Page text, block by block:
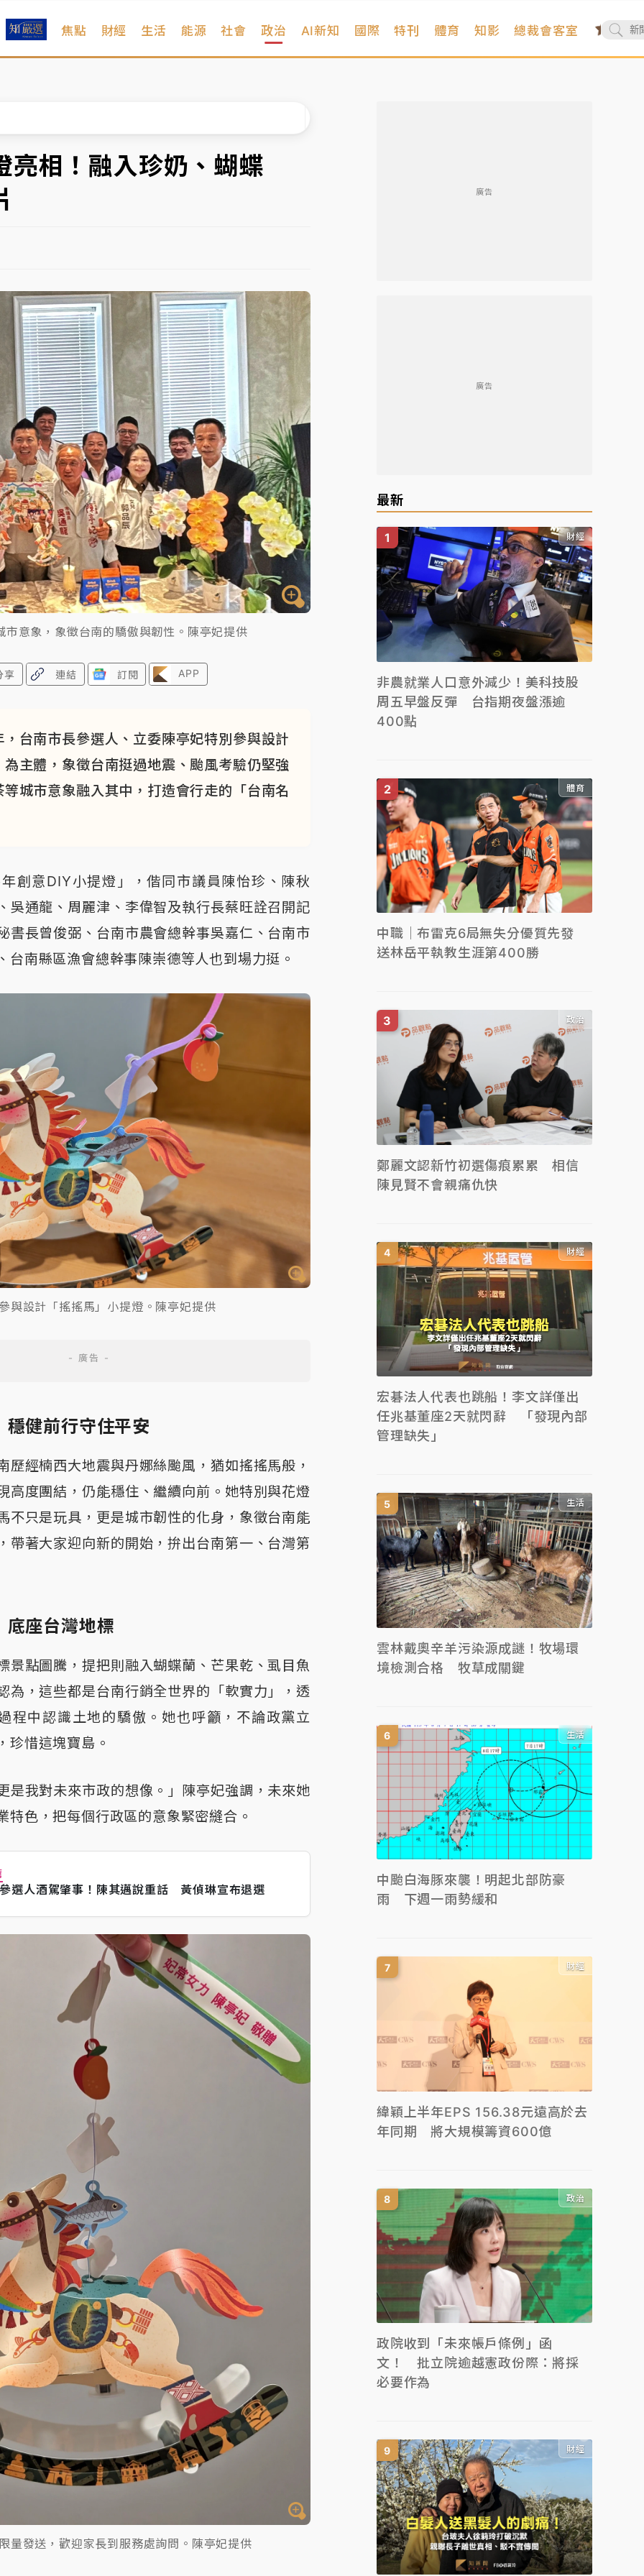
焦點 財經 生活 能源 社會 政治 AI新知 國際 特刊 體育 知影
總裁會客室
塞車 周六起展出延長至晚上7時
開羈押庭
聲請遭駁 理由曝光
度塞車 周六起展出延長至晚上7時
重開羈押庭
紫」降雨熱區曝
亮相！融入珍奶、蝴蝶
意象，象徵台南的驕傲與韌性。陳亭妃提供
享 連結 訂閱 APP
台南市長參選人、立委陳亭妃特別參與設計
主體，象徵台南挺過地震、颱風考驗仍堅強
城市意象融入其中，打造會行走的「台南名
創意DIY小提燈」，偕同市議員陳怡珍、陳秋
吳通龍、周麗津、李偉智及執行長蔡旺詮召開記
書長曾俊弼、台南市農會總幹事吳嘉仁、台南市
台南縣區漁會總幹事陳崇德等人也到場力挺。
與設計「搖搖馬」小提燈。陳亭妃提供
健前行守住平安
歷經楠西大地震與丹娜絲颱風，猶如搖搖馬般，
高度團結，仍能穩住、繼續向前。她特別與花燈
不只是玩具，更是城市韌性的化身，象徵台南能
帶著大家迎向新的開始，拚出台南第一、台灣第
座台灣地標
景點圖騰，提把則融入蝴蝶蘭、芒果乾、虱目魚
為，這些都是台南行銷全世界的「軟實力」，透
程中認識土地的驕傲。她也呼籲，不論政黨立
珍惜這塊寶島。
是我對未來市政的想像。」陳亭妃強調，未來她
特色，把每個行政區的意象緊密縫合。
選人酒駕肇事！陳其邁說重話 黃偵琳宣布退選
量發送，歡迎家長到服務處詢問。陳亭妃提供
廣告
廣告
最新
財經
非農就業人口意外減少！美科技股
周五早盤反彈 台指期夜盤漲逾
400點
體育
中職｜布雷克6局無失分優質先發
送林岳平執教生涯第400勝
政治
鄭麗文認新竹初選傷痕累累 相信
陳見賢不會親痛仇快
財經
宏碁法人代表也跳船！李文詳僅出
任兆基董座2天就閃辭 「發現內部
管理缺失」
生活
雲林戴奧辛羊污染源成謎！牧場環
境檢測合格 牧草成關鍵
生活
中颱白海豚來襲！明起北部防豪
雨 下週一雨勢緩和
財經
緯穎上半年EPS 156.38元遠高於去
年同期 將大規模籌資600億
政治
政院收到「未來帳戶條例」函
文！ 批立院逾越憲政份際：將採
必要作為
財經